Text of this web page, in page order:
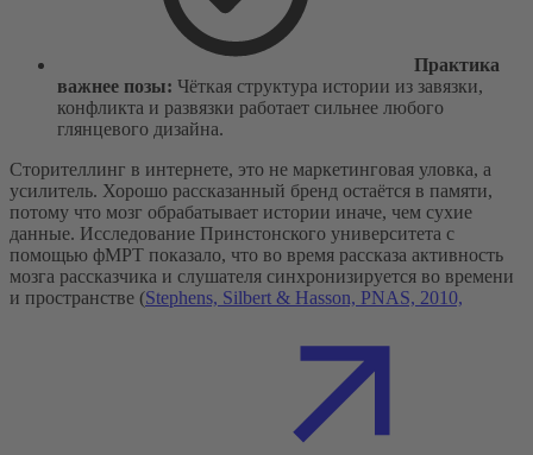
Практика
важнее позы: Чёткая структура истории из завязки,
конфликта и развязки работает сильнее любого
глянцевого дизайна.
Сторителлинг в интернете, это не маркетинговая уловка, а
усилитель. Хорошо рассказанный бренд остаётся в памяти,
потому что мозг обрабатывает истории иначе, чем сухие
данные. Исследование Принстонского университета с
помощью фМРТ показало, что во время рассказа активность
мозга рассказчика и слушателя синхронизируется во времени
и пространстве (Stephens, Silbert & Hasson, PNAS, 2010,